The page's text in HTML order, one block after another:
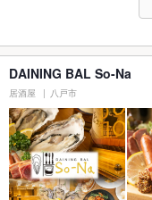
DAINING BAL So-Na
居酒屋 八戸市